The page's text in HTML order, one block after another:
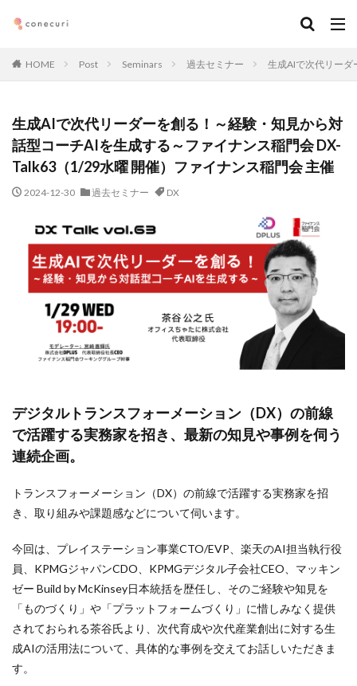
HOME Post Seminars 過去セミナー 生成AIで次代リーダ
生成AIで次代リーダーを創る！～経験・知見から対
話型コーチAIを生成する～ファイナンス稲門会 DX-
Talk63（1/29水曜 開催）ファイナンス稲門会 主催
2024-12-30 過去セミナー DX
デジタルトランスフォーメーション（DX）の前線
で活躍する実務家を招き、最新の知見や事例を伺う
連続企画。
トランスフォーメーション（DX）の前線で活躍する実務家を招
き、取り組みや課題感などについて伺います。
今回は、プレイステーション事業CTO/EVP、楽天のAI担当執行役
員、KPMGジャパンCDO、KPMGデジタル子会社CEO、マッキン
ゼー Build by McKinsey日本統括を歴任し、そのご経験や知見を
「ものづくり」や「プラットフォームづくり」に惜しみなく提供
されておられる茶谷氏より、次代育成や次代産業創出に対する生
成AIの活用法について、具体的な事例を交えてお話しいただきま
す。
タグ
マーケティング DX アルムナイ
AI
オンライン
経営 カオスマップ
法務コンプライアンス
技術
仕事術 働き方・キャリア
企画
メディア取材
デザイン
ブランディング
ファイナンス
事業創造・イノベーション
地方創生
コミュニティ
クリエイティブ